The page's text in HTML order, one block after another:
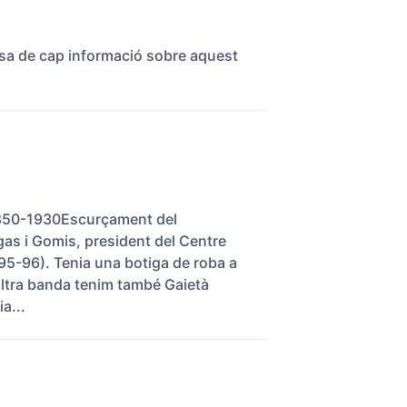
de cap informació sobre aquest
1930Escurçament del
i Gomis, president del Centre
96). Tenia una botiga de roba a
banda tenim també Gaietà